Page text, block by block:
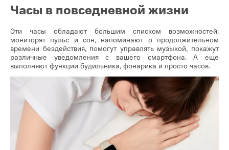
Часы в повседневной жизни
Эти часы обладают большим списком возможностей:
мониторят пульс и сон, напоминают о продолжительном
времени бездействия, помогут управлять музыкой, покажут
различные уведомления с вашего смартфона. А еще
выполняют функции будильника, фонарика и просто часов.